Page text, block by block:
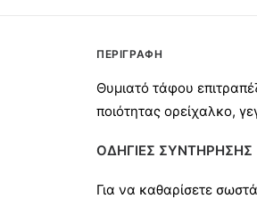
ΠΕΡΙΓΡΑΦΉ
Θυμιατό τάφου
ποιότητας ορείχαλκο,
ΟΔΗΓΙΕΣ ΣΥΝΤΗΡΗΣΗΣ
Για να καθαρίσετε